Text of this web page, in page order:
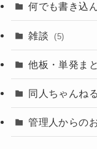
何でも書き込
雑談 (5)
他板・単発ま
同人ちゃんね
管理人からの